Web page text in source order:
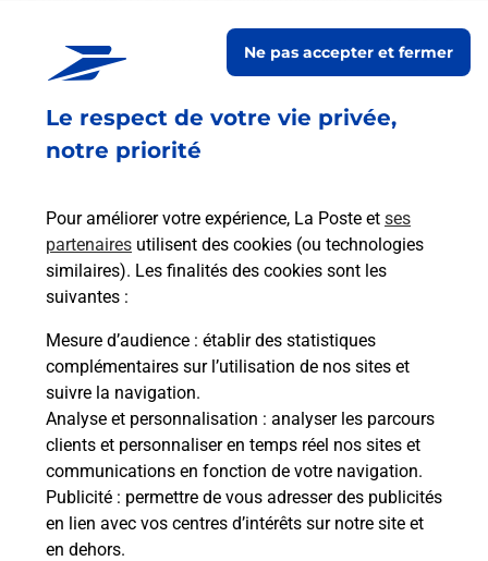
Le respect de votre vie privée,
notre priorité
Pour améliorer votre expérience, La Poste et ses
partenaires utilisent des cookies (ou technologies
similaires). Les finalités des cookies sont les
suivantes :
Mesure d’audience : établir des statistiques
complémentaires sur l’utilisation de nos sites et
suivre la navigation.
Analyse et personnalisation : analyser les parcours
clients et personnaliser en temps réel nos sites et
communications en fonction de votre navigation.
Publicité : permettre de vous adresser des publicités
en lien avec vos centres d’intérêts sur notre site et
en dehors.
Ne pas accepter et fermer
CHATEAU pour répondre à vos besoins d'affranchissement
Courrier-Colis.
Retrouvez toutes nos offres en ligne sur notre site